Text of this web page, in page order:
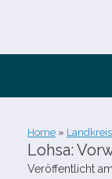
Home »
Lohsa:
Veröffentlicht am